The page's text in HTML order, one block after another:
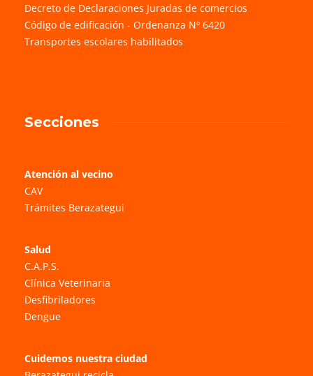
Decreto de Declaraciones Juradas de comercios
Código de edificación - Ordenanza Nº 6420
Transportes escolares habilitados
Secciones
Atención al vecino
CAV
Trámites Berazategui
Salud
C.A.P.S.
Clínica Veterinaria
Desfibriladores
Dengue
Cuidemos nuestra ciudad